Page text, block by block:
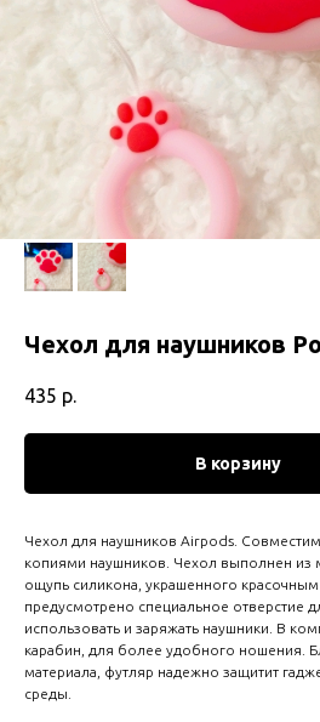
Чехол для наушников
435 р.
В корзину
Чехол для наушников Airpods.
копиями наушников. Чехол выполнен из
ощупь силикона, украшенного
предусмотрено специальное отверстие
использовать и заряжать наушники. В
карабин, для более удобного ношения.
материала, футляр надежно защитит
среды.